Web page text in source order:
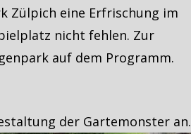
Zülpich eine Erfrischung im
nicht fehlen. Zur
auf dem Programm.
der Gartemonster an.